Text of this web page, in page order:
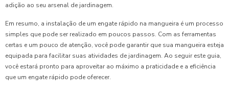
adição ao seu arsenal de jardinagem.
Em resumo, a instalação de um engate rápido na mangueira é um processo
simples que pode ser realizado em poucos passos. Com as ferramentas
certas e um pouco de atenção, você pode garantir que sua mangueira esteja
equipada para facilitar suas atividades de jardinagem. Ao seguir este guia,
você estará pronto para aproveitar ao máximo a praticidade e a eficiência
que um engate rápido pode oferecer.